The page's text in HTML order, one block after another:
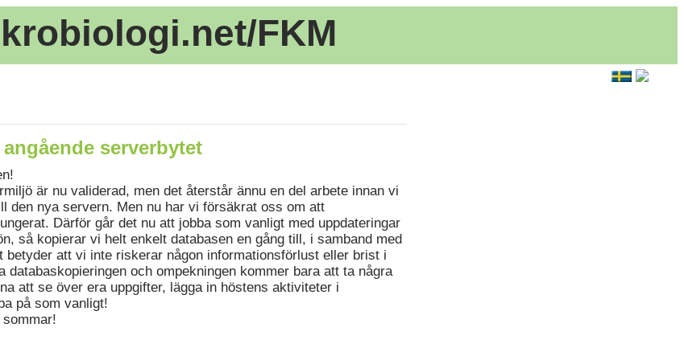
FKM
serverbytet
är nu validerad, men det återstår ännu en del arbete innan vi
den nya servern. Men nu har vi försäkrat oss om att
Därför går det nu att jobba som vanligt med uppdateringar
så kopierar vi helt enkelt databasen en gång till, i samband med
betyder att vi inte riskerar någon informationsförlust eller brist i
databaskopieringen och ompekningen kommer bara att ta några
att se över era uppgifter, lägga in höstens aktiviteter i
på som vanligt!